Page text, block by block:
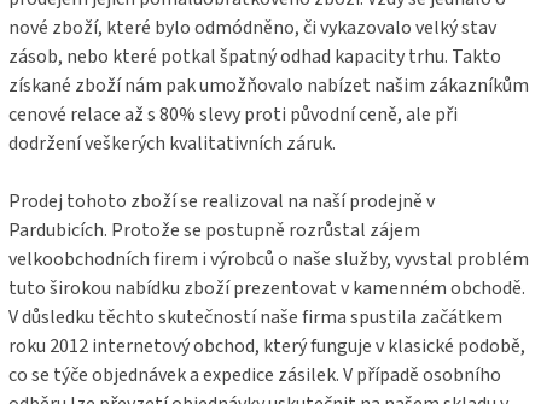
nové zboží, které bylo odmódněno, či vykazovalo velký stav
zásob, nebo které potkal špatný odhad kapacity trhu. Takto
získané zboží nám pak umožňovalo nabízet našim zákazníkům
cenové relace až s 80% slevy proti původní ceně, ale při
dodržení veškerých kvalitativních záruk.
Prodej tohoto zboží se realizoval na naší prodejně v
Pardubicích. Protože se postupně rozrůstal zájem
velkoobchodních firem i výrobců o naše služby, vyvstal problém
tuto širokou nabídku zboží prezentovat v kamenném obchodě.
V důsledku těchto skutečností naše firma spustila začátkem
roku 2012 internetový obchod, který funguje v klasické podobě,
co se týče objednávek a expedice zásilek. V případě osobního